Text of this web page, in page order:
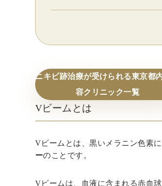
ニキビ跡治療が受けられる東京都
容クリニック一覧
Vビームとは
Vビームとは、黒いメラニン色素
ーのことです。
Vビームは、血液に含まれる赤血